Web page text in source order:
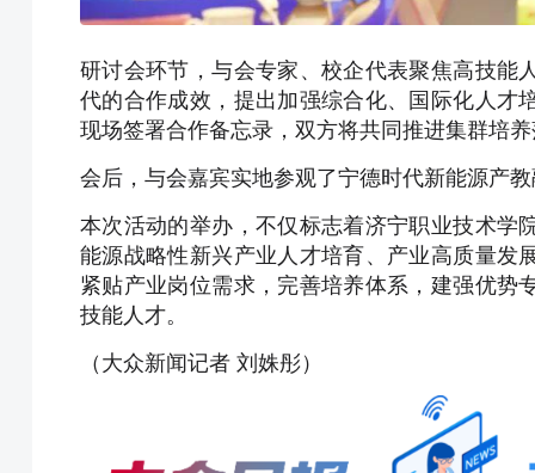
研讨会环节，与会专家、校企代表聚焦高技能
代的合作成效，提出加强综合化、国际化人才
现场签署合作备忘录，双方将共同推进集群培
会后，与会嘉宾实地参观了宁德时代新能源产
本次活动的举办，不仅标志着济宁职业技术学
能源战略性新兴产业人才培育、产业高质量发
紧贴产业岗位需求，完善培养体系，建强优势
技能人才。
（大众新闻记者 刘姝彤）